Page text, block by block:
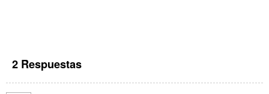
2 Respuestas